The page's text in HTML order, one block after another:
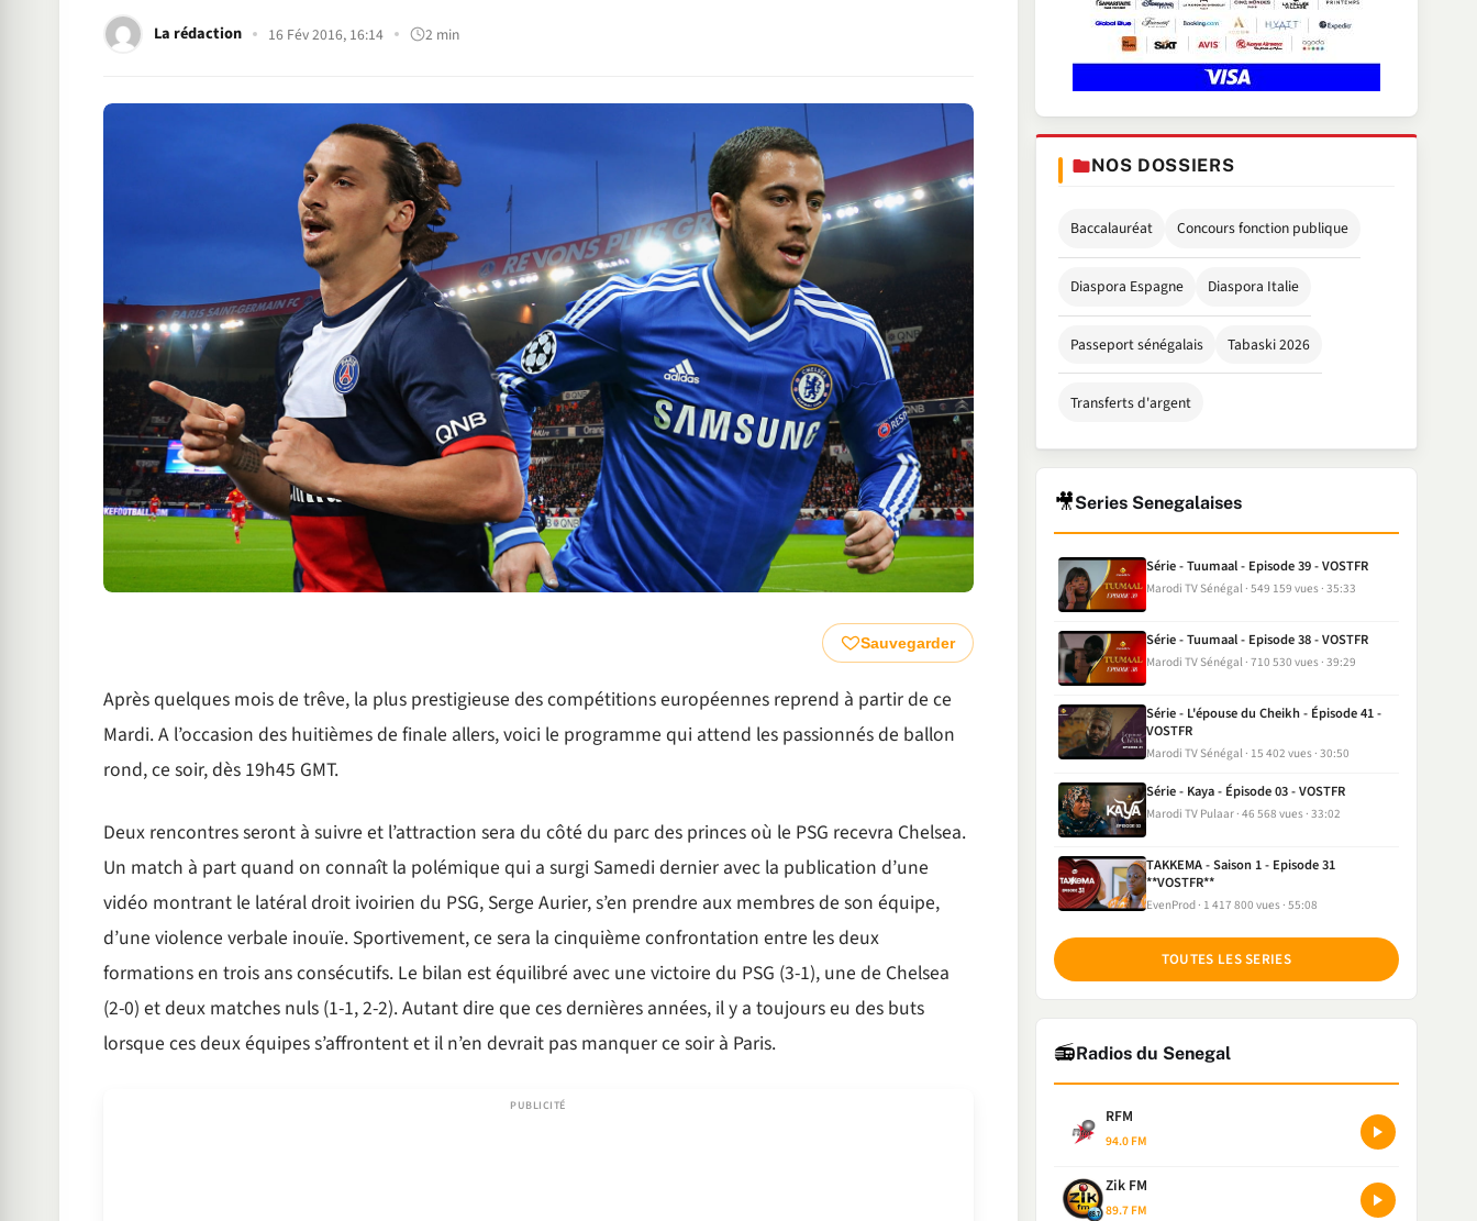
La rédaction 16 Fév 2016, 16:14 2 min
Sauvegarder
Après quelques mois de trêve, la plus prestigieuse des compétitions européennes reprend à partir de ce
Mardi. A l’occasion des huitièmes de finale allers, voici le programme qui attend les passionnés de ballon
rond, ce soir, dès 19h45 GMT.
Deux rencontres seront à suivre et l’attraction sera du côté du parc des princes où le PSG recevra Chelsea.
Un match à part quand on connaît la polémique qui a surgi Samedi dernier avec la publication d’une
vidéo montrant le latéral droit ivoirien du PSG, Serge Aurier, s’en prendre aux membres de son équipe,
d’une violence verbale inouïe. Sportivement, ce sera la cinquième confrontation entre les deux
formations en trois ans consécutifs. Le bilan est équilibré avec une victoire du PSG (3-1), une de Chelsea
(2-0) et deux matches nuls (1-1, 2-2). Autant dire que ces dernières années, il y a toujours eu des buts
lorsque ces deux équipes s’affrontent et il n’en devrait pas manquer ce soir à Paris.
NOS DOSSIERS
Baccalauréat Concours fonction publique
Diaspora Espagne Diaspora Italie
Passeport sénégalais Tabaski 2026
Transferts d'argent
🎥Series Senegalaises
Série - Tuumaal - Episode 39 - VOSTFR
Marodi TV Sénégal 549 159 vues 35:33
Série - Tuumaal - Episode 38 - VOSTFR
Marodi TV Sénégal 710 530 vues 39:29
Série - L'épouse du Cheikh - Épisode 41 -
VOSTFR
Marodi TV Sénégal 15 402 vues 30:50
Série - Kaya - Épisode 03 - VOSTFR
Marodi TV Pulaar 46 568 vues 33:02
TAKKEMA - Saison 1 - Episode 31
**VOSTFR**
EvenProd 1 417 800 vues 55:08
TOUTES LES SERIES
📻Radios du Senegal
RFM
94.0 FM
Zik FM
89.7 FM